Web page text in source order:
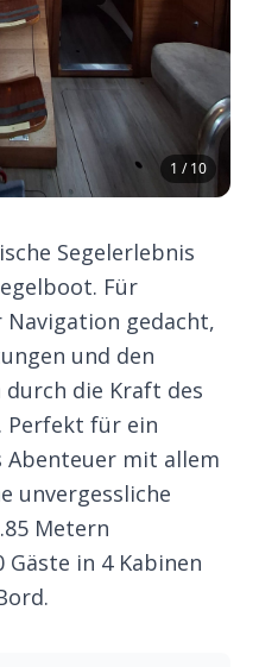
1 / 10
Segelerlebnis
Für
gedacht,
und den
durch die Kraft des
Perfekt für ein
mit allem
unvergessliche
Metern
in 4 Kabinen